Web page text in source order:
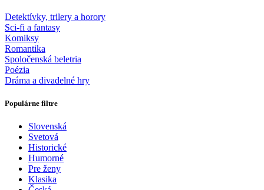
Detektívky, trilery a horory
Sci-fi a fantasy
Komiksy
Romantika
Spoločenská beletria
Poézia
Dráma a divadelné hry
Populárne filtre
Slovenská
Svetová
Historické
Humorné
Pre ženy
Klasika